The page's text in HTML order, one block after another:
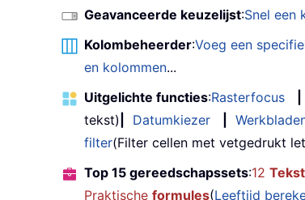
Geavanceerde keuzelijst:Snel een
Kolombeheerder:Voeg een
en kolommen...
Uitgelichte functies:Rasterfocus
tekst)
Datumkiezer
filter(Filter cellen met vetgedrukt
Top 15 gereedschapssets:12 Tekst
Praktische formules(Leeftijd